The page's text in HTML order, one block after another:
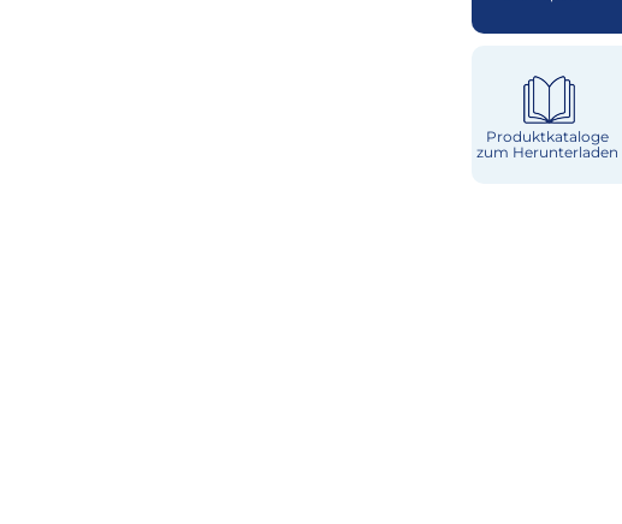
Produktkataloge
zum Herunterladen